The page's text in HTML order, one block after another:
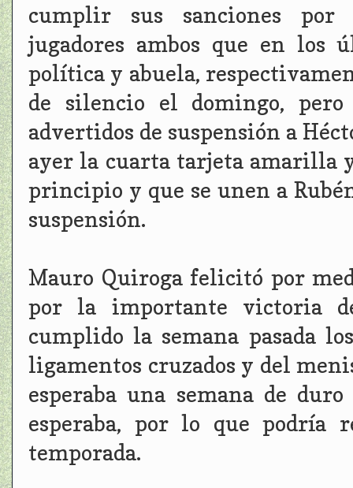
cumplir sus sanciones por
jugadores ambos que en los
política y abuela,
de silencio el domingo,
advertidos de suspensión a
ayer la cuarta tarjeta amarilla
principio y que se unen a
suspensión.
Mauro Quiroga felicitó por
por la importante victoria
cumplido la semana pasada
ligamentos cruzados y del
esperaba una semana de
esperaba, por lo que podría
temporada.